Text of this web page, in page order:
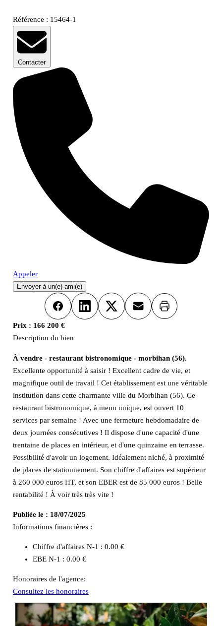
Référence : 15464-1
Contacter
Appeler
Envoyer à un(e) ami(e)
FacebookLinkedInX Email Imprimer
Prix : 166 200 €
Description du bien
À vendre - restaurant bistronomique - morbihan (56).
Excellente opportunité à saisir ! Excellent cadre de vie, et
magnifique outil de travail ! Cet établissement est une véritable
institution dans cette charmante ville du Morbihan (56). Ce
restaurant bistronomique, à menu unique, est ouvert 10
services par semaine ! Avec une fermeture hebdomadaire de
deux journées consécutives ! Il dispose d'une capacité d'une
trentaine de places en intérieur, et d'une quinzaine en terrasse.
Possibilité d'avoir un logement. Idéalement niché, à proximité
de places de stationnement. Son chiffre d'affaires est supérieur
à 260 000 euros HT, et son EBER est de 85 000 euros ! Belle
rentabilité ! À voir très très vite !
Publiée le : 18/07/2025
Informations financières :
Chiffre d'affaires N-1 : 0.00 €
EBE N-1 : 0.00 €
Honoraires de l'agence:
Consultez les honoraires